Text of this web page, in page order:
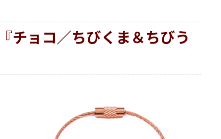
チョコ／ちびくま＆ちびう